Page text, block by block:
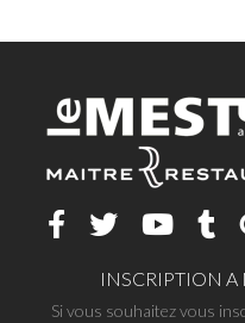
INSCRIPTION A
Si vous souhaitez vous